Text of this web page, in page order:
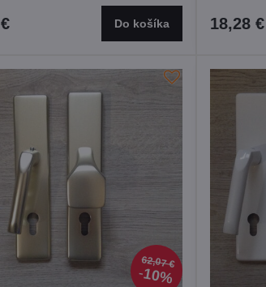
Do košíka 18,28 €
62,07 €
10%